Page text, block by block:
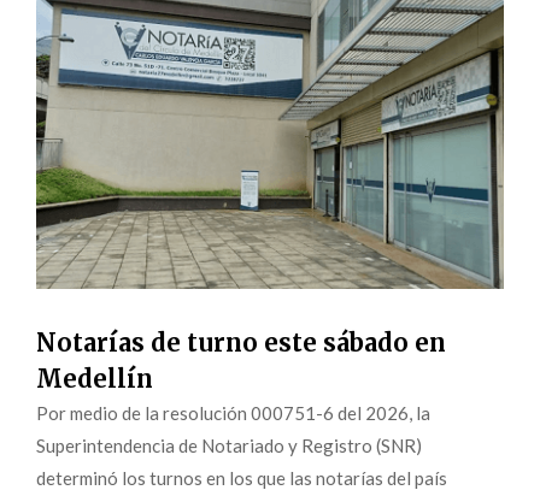
Notarías de turno este sábado en
Medellín
Por medio de la resolución 000751-6 del 2026, la
Superintendencia de Notariado y Registro (SNR)
determinó los turnos en los que las notarías del país